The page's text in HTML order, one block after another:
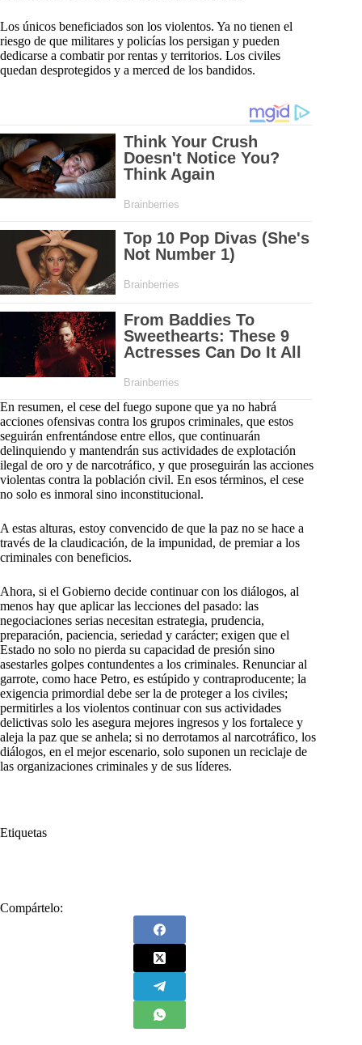
Los únicos beneficiados son los violentos. Ya no tienen el
riesgo de que militares y policías los persigan y pueden
dedicarse a combatir por rentas y territorios. Los civiles
quedan desprotegidos y a merced de los bandidos.
En resumen, el cese del fuego supone que ya no habrá
acciones ofensivas contra los grupos criminales, que estos
seguirán enfrentándose entre ellos, que continuarán
delinquiendo y mantendrán sus actividades de explotación
ilegal de oro y de narcotráfico, y que proseguirán las acciones
violentas contra la población civil. En esos términos, el cese
no solo es inmoral sino inconstitucional.
A estas alturas, estoy convencido de que la paz no se hace a
través de la claudicación, de la impunidad, de premiar a los
criminales con beneficios.
Ahora, si el Gobierno decide continuar con los diálogos, al
menos hay que aplicar las lecciones del pasado: las
negociaciones serias necesitan estrategia, prudencia,
preparación, paciencia, seriedad y carácter; exigen que el
Estado no solo no pierda su capacidad de presión sino
asestarles golpes contundentes a los criminales. Renunciar al
garrote, como hace Petro, es estúpido y contraproducente; la
exigencia primordial debe ser la de proteger a los civiles;
permitirles a los violentos continuar con sus actividades
delictivas solo les asegura mejores ingresos y los fortalece y
aleja la paz que se anhela; si no derrotamos al narcotráfico, los
diálogos, en el mejor escenario, solo suponen un reciclaje de
las organizaciones criminales y de sus líderes.
Etiquetas
Compártelo: